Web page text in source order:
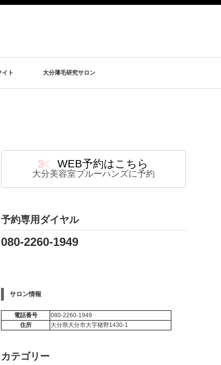
イト 大分薄毛研究サロン
WEB予約はこちら
大分美容室ブルーハンズに予約
予約専用ダイヤル
080-2260-1949
サロン情報
電話番号
080-2260-1949
住所
大分県大分市大字猪野1430-1
カテゴリー